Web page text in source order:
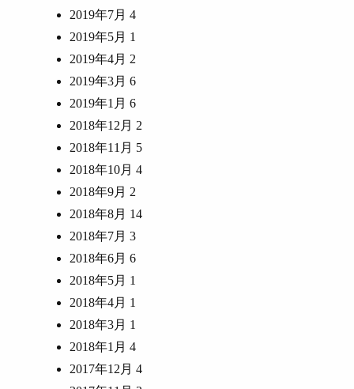
2019年7月 4
2019年5月 1
2019年4月 2
2019年3月 6
2019年1月 6
2018年12月 2
2018年11月 5
2018年10月 4
2018年9月 2
2018年8月 14
2018年7月 3
2018年6月 6
2018年5月 1
2018年4月 1
2018年3月 1
2018年1月 4
2017年12月 4